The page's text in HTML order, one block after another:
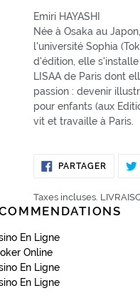
Emiri HAYASHI
Née à Osaka au
l'université Sophia
d'édition, elle
LISAA de Paris dont
passion : devenir
pour enfants (aux
vit et travaille à Paris.
PARTAGER
Taxes incluses.
En Ligne
Online
En Ligne
En Ligne